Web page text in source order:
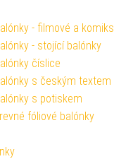
- filmové a
- stojící balónky
číslice
s českým textem
s potiskem
fóliové balónky